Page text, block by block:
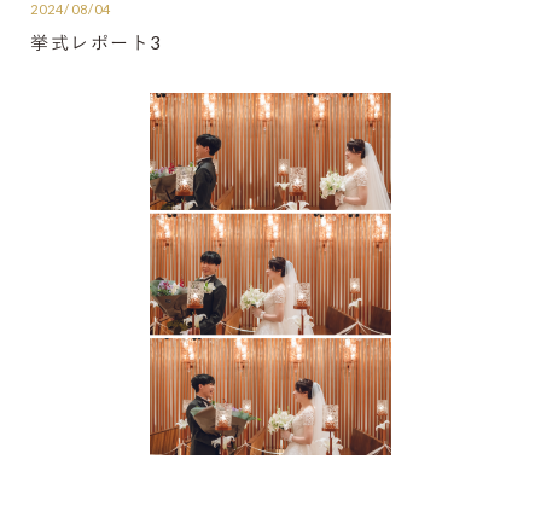
2024/08/04
挙式レポート3